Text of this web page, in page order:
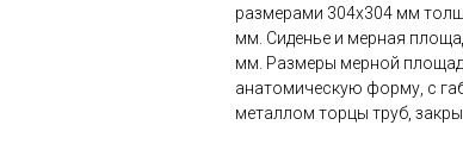
размерами 304х304 мм
мм. Сиденье и мерная
мм. Размеры мерной
анатомическую форму, с
металлом торцы труб,